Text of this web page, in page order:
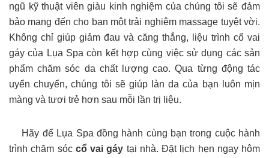
ngũ kỹ thuật viên giàu kinh nghiệm của chúng tôi sẽ đảm
bảo mang đến cho bạn một trải nghiệm massage tuyệt vời.
Không chỉ giúp giảm đau và căng thẳng, liệu trình cổ vai
gáy của Lụa Spa còn kết hợp cùng việc sử dụng các sản
phẩm chăm sóc da chất lượng cao. Qua từng động tác
uyển chuyển, chúng tôi sẽ giúp làn da của bạn luôn mịn
màng và tươi trẻ hơn sau mỗi lần trị liệu.
Hãy để Lụa Spa đồng hành cùng bạn trong cuộc hành
trình chăm sóc cổ vai gáy tại nhà. Đặt lịch hẹn ngay hôm